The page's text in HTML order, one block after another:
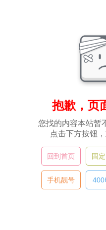
抱歉，页
您找的内容本站暂
点击下方按钮
回到首页 固
手机靓号 400